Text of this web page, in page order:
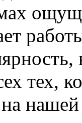
тех,
нашей